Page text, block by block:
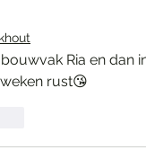
Ria en dan
rust😘